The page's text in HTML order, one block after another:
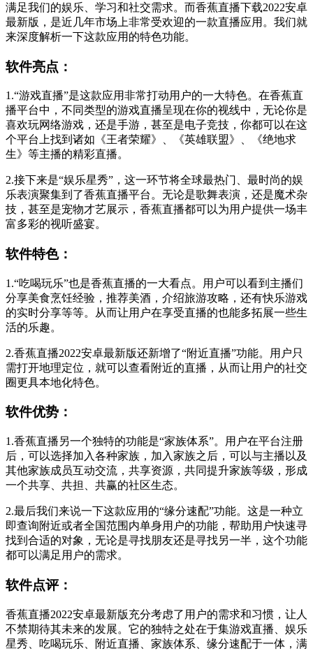
满足我们的娱乐、学习和社交需求。而香蕉直播下载2022安卓
最新版，是近几年市场上非常受欢迎的一款直播应用。我们就
来深度解析一下这款应用的特色功能。
软件亮点：
1.“游戏直播”是这款应用非常打动用户的一大特色。在香蕉直
播平台中，不同类型的游戏直播呈现在你的视线中，无论你是
喜欢玩网络游戏，还是手游，甚至是电子竞技，你都可以在这
个平台上找到诸如《王者荣耀》、《英雄联盟》、《绝地求
生》等主播的精彩直播。
2.接下来是“娱乐星秀”，这一环节将全球最热门、最时尚的娱
乐表演聚集到了香蕉直播平台。无论是歌舞表演，还是魔术杂
技，甚至是宠物才艺展示，香蕉直播都可以为用户提供一场丰
富多彩的视听盛宴。
软件特色：
1.“吃喝玩乐”也是香蕉直播的一大看点。用户可以看到主播们
分享美食烹饪经验，推荐美酒，介绍旅游攻略，还有快乐游戏
的实时分享等等。从而让用户在享受直播的也能多拓展一些生
活的乐趣。
2.香蕉直播2022安卓最新版还新增了“附近直播”功能。用户只
需打开地理定位，就可以查看附近的直播，从而让用户的社交
圈更具本地化特色。
软件优势：
1.香蕉直播另一个独特的功能是“家族体系”。用户在平台注册
后，可以选择加入各种家族，加入家族之后，可以与主播以及
其他家族成员互动交流，共享资源，共同提升家族等级，形成
一个共享、共担、共赢的社区生态。
2.最后我们来说一下这款应用的“缘分速配”功能。这是一种立
即查询附近或者全国范围内单身用户的功能，帮助用户快速寻
找到合适的对象，无论是寻找朋友还是寻找另一半，这个功能
都可以满足用户的需求。
软件点评：
香蕉直播2022安卓最新版充分考虑了用户的需求和习惯，让人
不禁期待其未来的发展。它的独特之处在于集游戏直播、娱乐
星秀、吃喝玩乐、附近直播、家族体系、缘分速配于一体，满